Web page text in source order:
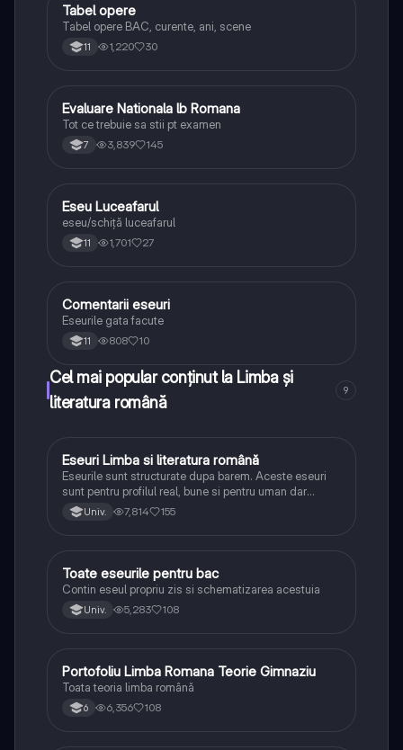
Limba și literatura română
Tabel opere
Tabel opere BAC, curente, ani, scene
11 1,220 30
Limba și literatura română
Evaluare Nationala lb Romana
Tot ce trebuie sa stii pt examen
7 3,839 145
Limba și literatura română
Eseu Luceafarul
eseu/schiță luceafarul
11 1,701 27
Limba și literatura română
Comentarii eseuri
Eseurile gata facute
11 808 10
Cel mai popular conținut la Limba și
literatura română
9
Limba și literatura română
Eseuri Limba si literatura română
Eseurile sunt structurate dupa barem. Aceste eseuri
sunt pentru profilul real, bune si pentru uman dar
lipsesc relatiile dintre personaje si caracrerizarile.
Univ. 7,814 155
Limba și literatura română
Toate eseurile pentru bac
Contin eseul propriu zis si schematizarea acestuia
Univ. 5,283 108
Limba și literatura română
Portofoliu Limba Romana Teorie Gimnaziu
Toata teoria limba română
6 6,356 108